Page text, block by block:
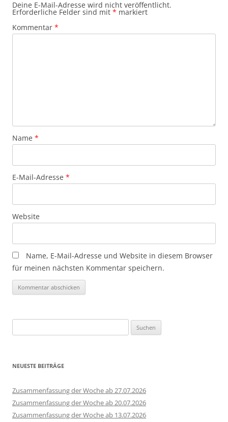
Deine E-Mail-Adresse wird nicht veröffentlicht.
Erforderliche Felder sind mit * markiert
Kommentar *
Name *
E-Mail-Adresse *
Website
Name, E-Mail-Adresse und Website in diesem Browser
für meinen nächsten Kommentar speichern.
nach:
NEUESTE BEITRÄGE
Zusammenfassung der Woche ab 27.07.2026
Zusammenfassung der Woche ab 20.07.2026
Zusammenfassung der Woche ab 13.07.2026